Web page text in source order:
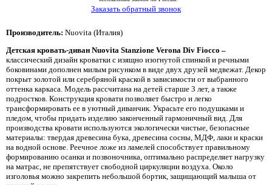
Заказать обратный звонок
Производитель: Nuovita (Италия)
Детская кровать-диван Nuovita Stanzione Verona Div Fiocco –
классический дизайн кроватки с изящно изогнутой спинкой и речными
боковинами дополнен милым рисунком в виде двух друзей медвежат. Декор
покрыт золотой или серебряной краской в зависимости от выбранного
оттенка каркаса. Модель рассчитана на детей старше 3 лет, а также
подростков. Конструкция кровати позволяет быстро и легко
трансформировать ее в уютный диванчик. Украсьте его подушками и
пледом, чтобы придать изделию законченный гармоничный вид. Для
производства кровати используются экологически чистые, безопасные
материалы: твердая древесина бука, древесина сосны, МДФ, лаки и краски
на водной основе. Реечное ложе из ламелей способствует правильному
формированию осанки и позвоночника, оптимально распределяет нагрузку
на матрас, не препятствует свободной циркуляции воздуха. Около
изголовья можно закрепить небольшой бортик, защищающий малыша от